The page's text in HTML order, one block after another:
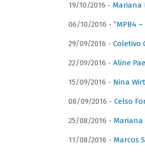
19/10/2016 - Mariana
06/10/2016 - “MPB4 –
29/09/2016 - Coletivo
22/09/2016 - Aline
15/09/2016 - Nina
08/09/2016 - Celso
25/08/2016 - Mariana
11/08/2016 - Marcos